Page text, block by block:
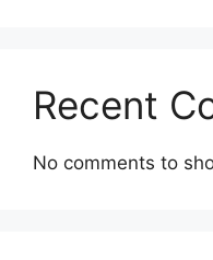
Recent
No comments to